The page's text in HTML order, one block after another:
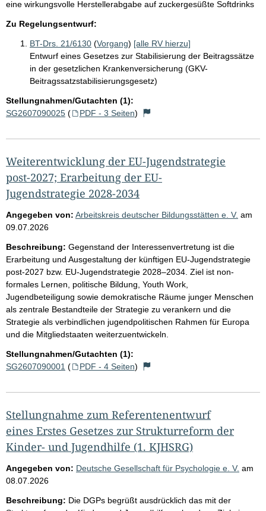
eine wirkungsvolle Herstellerabgabe auf zuckergesüßte Softdrinks
Zu Regelungsentwurf:
BT-Drs. 21/6130 (Vorgang) [alle RV hierzu]
Entwurf eines Gesetzes zur Stabilisierung der Beitragssätze
in der gesetzlichen Krankenversicherung (GKV-
Beitragssatzstabilisierungsgesetz)
Stellungnahmen/Gutachten (1):
SG2607090025 ( PDF - 3 Seiten)
Weiterentwicklung der EU-Jugendstrategie
post-2027; Erarbeitung der EU-
Jugendstrategie 2028-2034
Angegeben von: Arbeitskreis deutscher Bildungsstätten e. V. am
09.07.2026
Beschreibung: Gegenstand der Interessenvertretung ist die
Erarbeitung und Ausgestaltung der künftigen EU-Jugendstrategie
post-2027 bzw. EU-Jugendstrategie 2028–2034. Ziel ist non-
formales Lernen, politische Bildung, Youth Work,
Jugendbeteiligung sowie demokratische Räume junger Menschen
als zentrale Bestandteile der Strategie zu verankern und die
Strategie als verbindlichen jugendpolitischen Rahmen für Europa
und die Mitgliedstaaten weiterzuentwickeln.
Stellungnahmen/Gutachten (1):
SG2607090001 ( PDF - 4 Seiten)
Stellungnahme zum Referentenentwurf
eines Erstes Gesetzes zur Strukturreform der
Kinder- und Jugendhilfe (1. KJHSRG)
Angegeben von: Deutsche Gesellschaft für Psychologie e. V. am
08.07.2026
Beschreibung: Die DGPs begrüßt ausdrücklich das mit der